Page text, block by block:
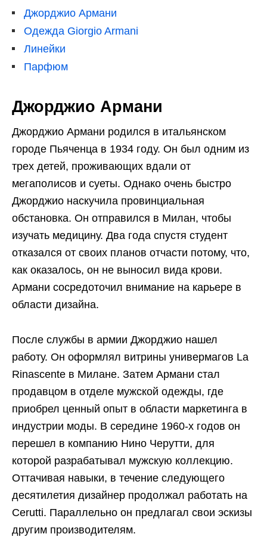
Джорджио Армани
Одежда Giorgio Armani
Линейки
Парфюм
Джорджио Армани
Джорджио Армани родился в итальянском
городе Пьяченца в 1934 году. Он был одним из
трех детей, проживающих вдали от
мегаполисов и суеты. Однако очень быстро
Джорджио наскучила провинциальная
обстановка. Он отправился в Милан, чтобы
изучать медицину. Два года спустя студент
отказался от своих планов отчасти потому, что,
как оказалось, он не выносил вида крови.
Армани сосредоточил внимание на карьере в
области дизайна.
После службы в армии Джорджио нашел
работу. Он оформлял витрины универмагов La
Rinascente в Милане. Затем Армани стал
продавцом в отделе мужской одежды, где
приобрел ценный опыт в области маркетинга в
индустрии моды. В середине 1960-х годов он
перешел в компанию Нино Черутти, для
которой разрабатывал мужскую коллекцию.
Оттачивая навыки, в течение следующего
десятилетия дизайнер продолжал работать на
Cerutti. Параллельно он предлагал свои эскизы
другим производителям.